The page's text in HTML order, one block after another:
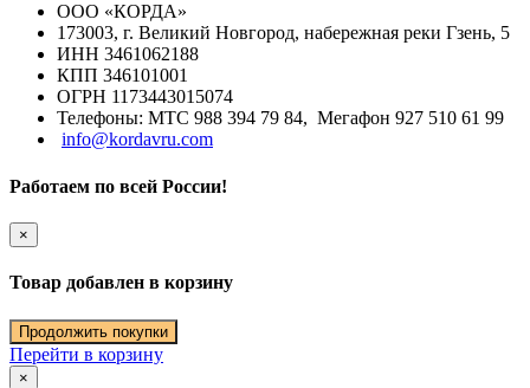
ООО «КОРДА»
173003, г. Великий Новгород, набережная реки Гзень, 5
ИНН 3461062188
КПП 346101001
ОГРН 1173443015074
Телефоны: МТС 988 394 79 84, Мегафон 927 510 61 99
info@kordavru.com
Работаем по всей России!
×
Товар добавлен в корзину
Продолжить покупки
Перейти в корзину
×